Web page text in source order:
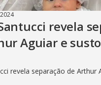
revela
Aguiar e
revela separação de Arthur